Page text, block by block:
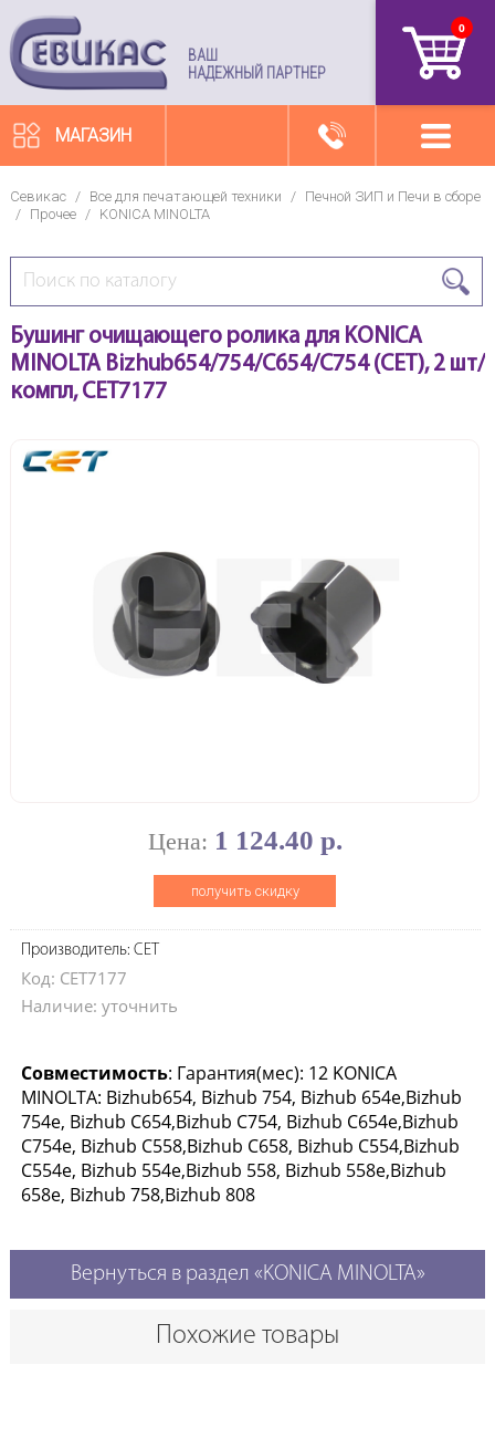
ВАШ
НАДЕЖНЫЙ ПАРТНЕР
0
МАГАЗИН
Севикас / Все для печатающей техники /
Печной ЗИП и Печи в сборе
/
Прочее / KONICA MINOLTA
Бушинг очищающего ролика для KONICA
MINOLTA Bizhub654/754/C654/C754 (CET), 2 шт/
компл, CET7177
Цена: 1 124.40 р.
получить скидку
Производитель: CET
Код: CET7177
Наличие: уточнить
Совместимость: Гарантия(мес): 12 KONICA
MINOLTA: Bizhub654, Bizhub 754, Bizhub 654e,Bizhub
754e, Bizhub C654,Bizhub C754, Bizhub C654e,Bizhub
C754e, Bizhub C558,Bizhub C658, Bizhub C554,Bizhub
C554e, Bizhub 554e,Bizhub 558, Bizhub 558e,Bizhub
658e, Bizhub 758,Bizhub 808
Вернуться в раздел «KONICA MINOLTA»
Похожие товары